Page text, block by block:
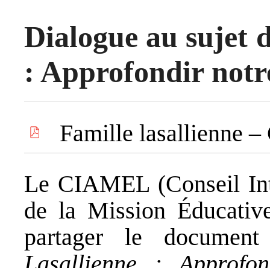
Dialogue au sujet
: Approfondir
Famille lasallienne
Le CIAMEL (Conseil
de la Mission
partager le